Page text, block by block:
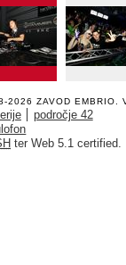
2026 ZAVOD EMBRIO .
področje 42
ter Web 5.1 certified.